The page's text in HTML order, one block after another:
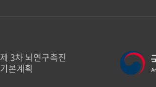
제 3차 뇌연구촉진
기본계획